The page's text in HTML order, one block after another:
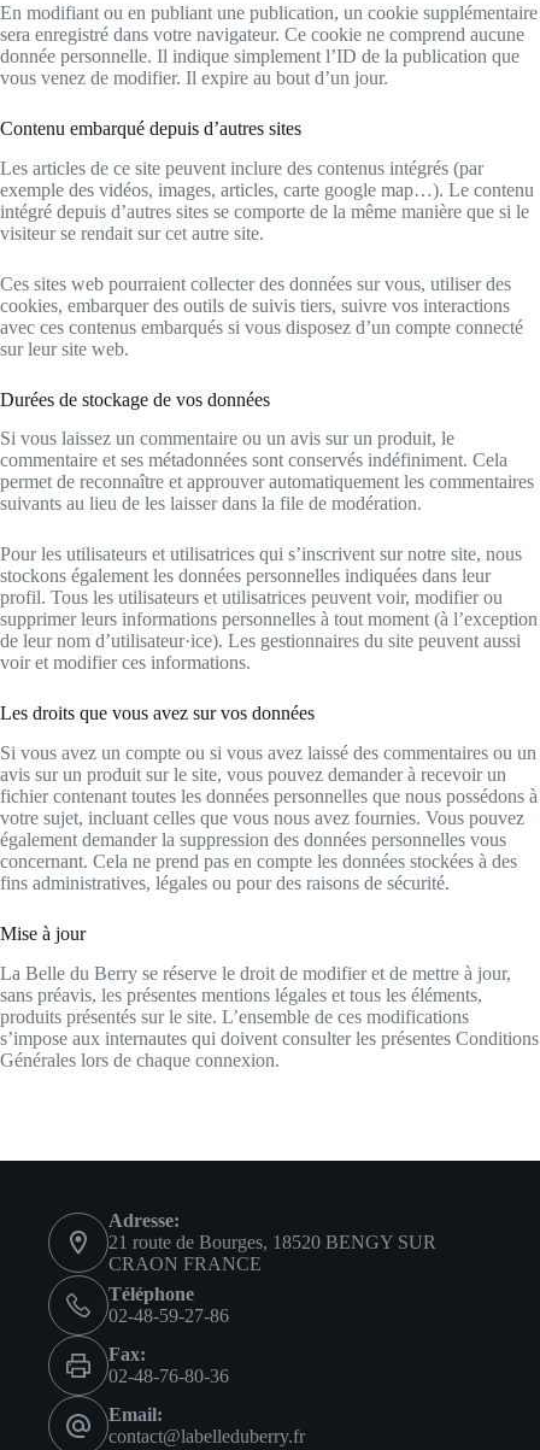
En modifiant ou en publiant une publication, un cookie supplémentaire
sera enregistré dans votre navigateur. Ce cookie ne comprend aucune
donnée personnelle. Il indique simplement l’ID de la publication que
vous venez de modifier. Il expire au bout d’un jour.
Contenu embarqué depuis d’autres sites
Les articles de ce site peuvent inclure des contenus intégrés (par
exemple des vidéos, images, articles, carte google map…). Le contenu
intégré depuis d’autres sites se comporte de la même manière que si le
visiteur se rendait sur cet autre site.
Ces sites web pourraient collecter des données sur vous, utiliser des
cookies, embarquer des outils de suivis tiers, suivre vos interactions
avec ces contenus embarqués si vous disposez d’un compte connecté
sur leur site web.
Durées de stockage de vos données
Si vous laissez un commentaire ou un avis sur un produit, le
commentaire et ses métadonnées sont conservés indéfiniment. Cela
permet de reconnaître et approuver automatiquement les commentaires
suivants au lieu de les laisser dans la file de modération.
Pour les utilisateurs et utilisatrices qui s’inscrivent sur notre site, nous
stockons également les données personnelles indiquées dans leur
profil. Tous les utilisateurs et utilisatrices peuvent voir, modifier ou
supprimer leurs informations personnelles à tout moment (à l’exception
de leur nom d’utilisateur·ice). Les gestionnaires du site peuvent aussi
voir et modifier ces informations.
Les droits que vous avez sur vos données
Si vous avez un compte ou si vous avez laissé des commentaires ou un
avis sur un produit sur le site, vous pouvez demander à recevoir un
fichier contenant toutes les données personnelles que nous possédons à
votre sujet, incluant celles que vous nous avez fournies. Vous pouvez
également demander la suppression des données personnelles vous
concernant. Cela ne prend pas en compte les données stockées à des
fins administratives, légales ou pour des raisons de sécurité.
Mise à jour
La Belle du Berry se réserve le droit de modifier et de mettre à jour,
sans préavis, les présentes mentions légales et tous les éléments,
produits présentés sur le site. L’ensemble de ces modifications
s’impose aux internautes qui doivent consulter les présentes Conditions
Générales lors de chaque connexion.
Adresse:
21 route de Bourges, 18520 BENGY SUR
CRAON FRANCE
Téléphone
02-48-59-27-86
Fax:
02-48-76-80-36
Email:
contact@labelleduberry.fr